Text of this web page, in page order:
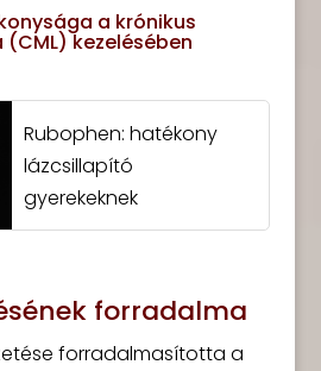
a krónikus
kezelésében
Rubophen: hatékony
lázcsillapító
gyerekeknek
forradalma
forradalmasította a